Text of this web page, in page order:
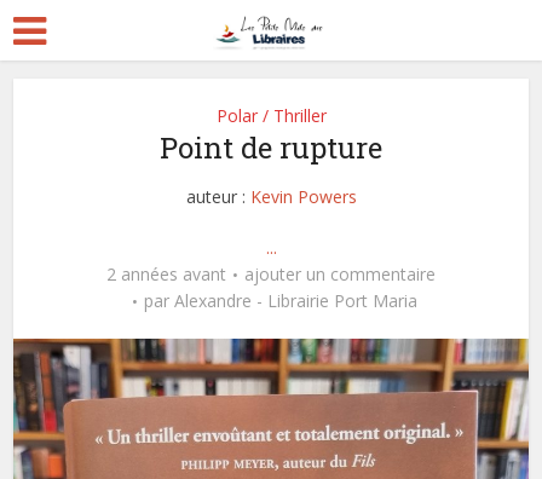
Polar / Thriller
Point de rupture
auteur : Kevin Powers
...
2 années avant
ajouter un commentaire
par Alexandre - Librairie Port Maria